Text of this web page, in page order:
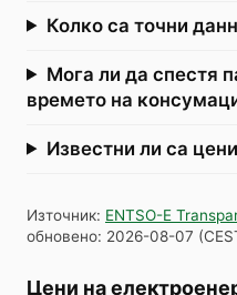
Колко са точни
Мога ли да спестя
времето на
Известни ли са
Източник: ENTSO-E
обновено: 2026-08-07 (
Цени на